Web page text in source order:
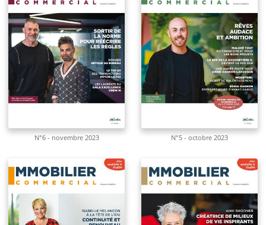
N°6 - novembre 2023 N°5 - octobre 2023